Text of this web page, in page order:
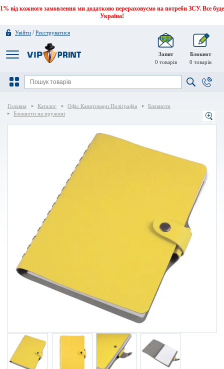
1% від кожного замовлення ми додатково перераховуємо на потреби ЗСУ. Все буде
Україна!
Увійти /Реєструватися
Запит
0 товарів
Блокнот
0 товарів
Головна Каталог Офіс Канцтовари Поліграфія
Блокноти
Блокноти на пружині